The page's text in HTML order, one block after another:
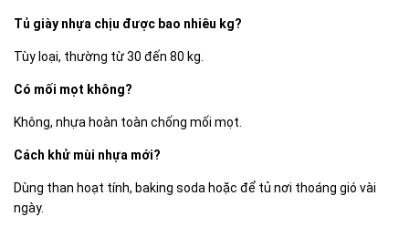
Tủ giày nhựa chịu được bao nhiêu kg?
Tùy loại, thường từ 30 đến 80 kg.
Có mối mọt không?
Không, nhựa hoàn toàn chống mối mọt.
Cách khử mùi nhựa mới?
Dùng than hoạt tính, baking soda hoặc để tủ nơi thoáng gió vài
ngày.